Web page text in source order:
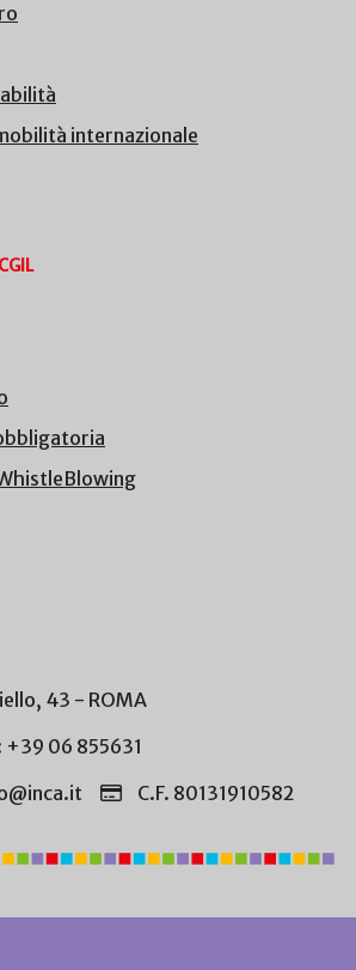
internazionale
43 - ROMA
06 855631
C.F. 80131910582